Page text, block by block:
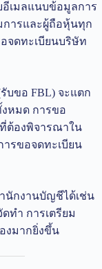
อีเมลแนบข้อมูลการ
การและผู้ถือหุ้นทุก
จดทะเบียนบริษัท
บขอ FBL) จะแตก
หมด การขอ
ต้องพิจารณาใน
ารขอจดทะเบียน
นักงานบัญชีได้เช่น
ทำ การเตรียม
งมากยิ่งขึ้น